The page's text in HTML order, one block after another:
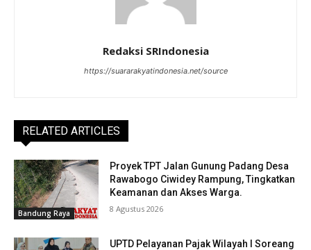
Redaksi SRIndonesia
https://suararakyatindonesia.net/source
RELATED ARTICLES
Bandung Raya
Proyek TPT Jalan Gunung Padang Desa
Rawabogo Ciwidey Rampung, Tingkatkan
Keamanan dan Akses Warga.
8 Agustus 2026
UPTD Pelayanan Pajak Wilayah I Soreang